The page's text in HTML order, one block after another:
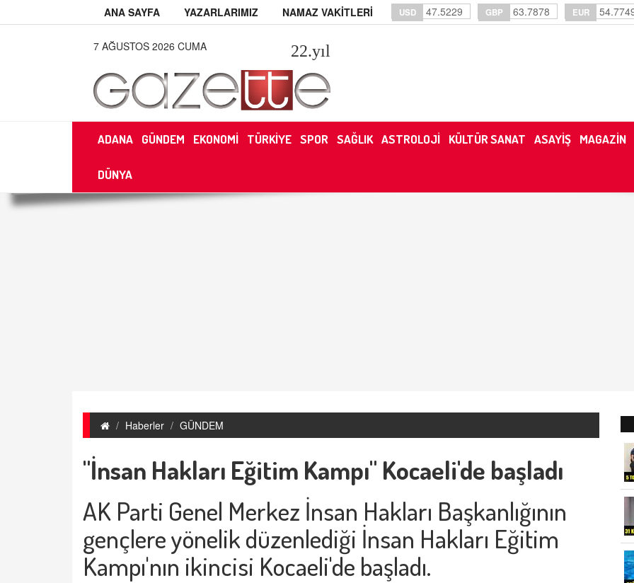
ANA SAYFA YAZARLARIMIZ NAMAZ VAKİTLERİ USD 47.5229 GBP 63.7878 EUR
7 AĞUSTOS 2026 CUMA 22.yıl
ADANA GÜNDEM EKONOMİ TÜRKİYE SPOR SAĞLIK ASTROLOJİ KÜLTÜR SANAT ASAYİŞ MAGAZİN
DÜNYA
Haberler GÜNDEM
"İnsan Hakları Eğitim Kampı" Kocaeli'de başladı
AK Parti Genel Merkez İnsan Hakları Başkanlığının
gençlere yönelik düzenlediği İnsan Hakları Eğitim
Kampı'nın ikincisi Kocaeli'de başladı.